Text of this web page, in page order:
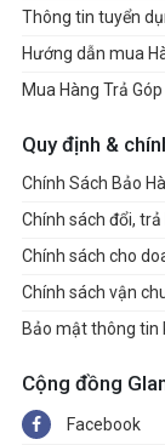
Thông tin tuyển
Hướng dẫn mua
Mua Hàng Trả Góp
Quy định &
Chính Sách Bảo
Chính sách đổi, trả
Chính sách cho
Chính sách vận
Bảo mật thông tin
Cộng đồng
Facebook